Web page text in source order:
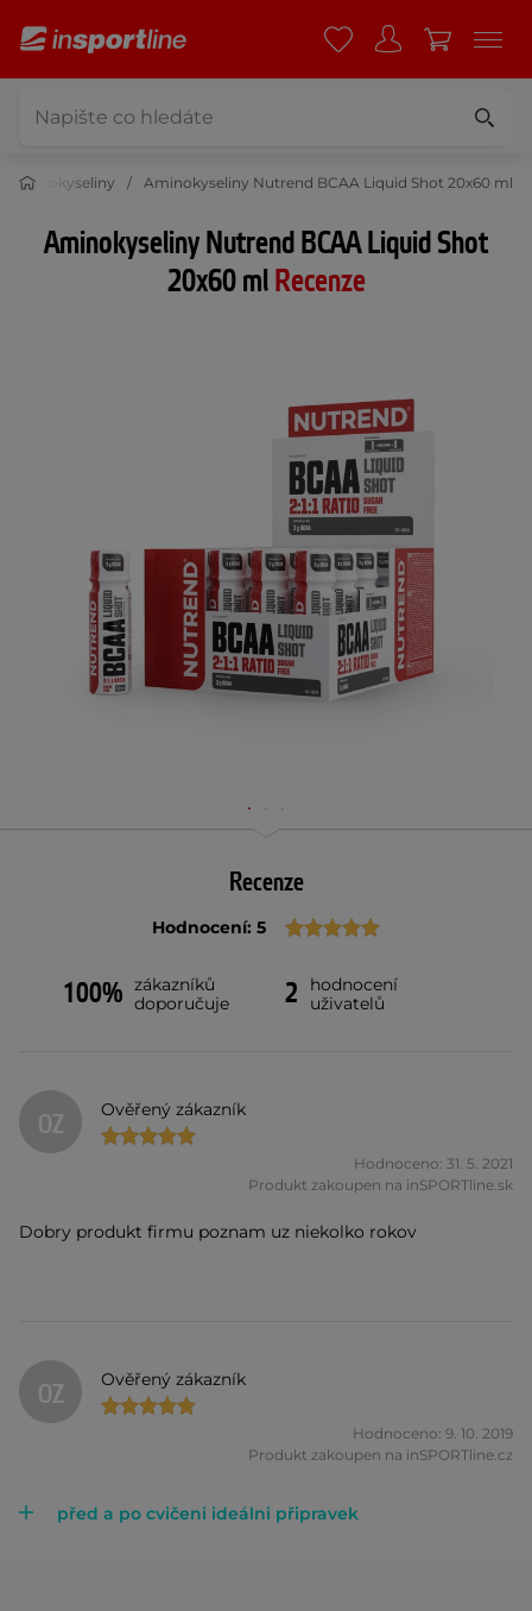
Aminokyseliny Aminokyseliny Nutrend BCAA Liquid Shot 20x60 ml
Aminokyseliny Nutrend BCAA Liquid Shot
20x60 mlRecenze
Recenze
Hodnocení: 5
100% zákazníků
doporučuje
2
hodnocení
uživatelů
OZ Ověřený zákazník
Hodnoceno: 31. 5. 2021
Produkt zakoupen na inSPORTline.sk
Dobry produkt firmu poznam uz niekolko rokov
OZ Ověřený zákazník
Hodnoceno: 9. 10. 2019
Produkt zakoupen na inSPORTline.cz
před a po cvičeni ideálni připravek